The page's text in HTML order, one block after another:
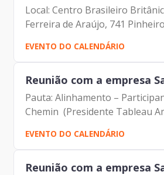
Local: Centro Brasileiro
Ferreira de Araújo, 741
EVENTO DO CALENDÁRIO
Reunião com a empresa
Pauta: Alinhamento –
Chemin (Presidente Tableau
Eduardo Yokoyama
(Presidente Tableau Brasil)
Dantas (Prodam)
EVENTO DO CALENDÁRIO
Reunião com a empresa